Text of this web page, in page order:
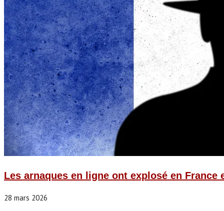
Les arnaques en ligne ont explosé en
28 mars 2026